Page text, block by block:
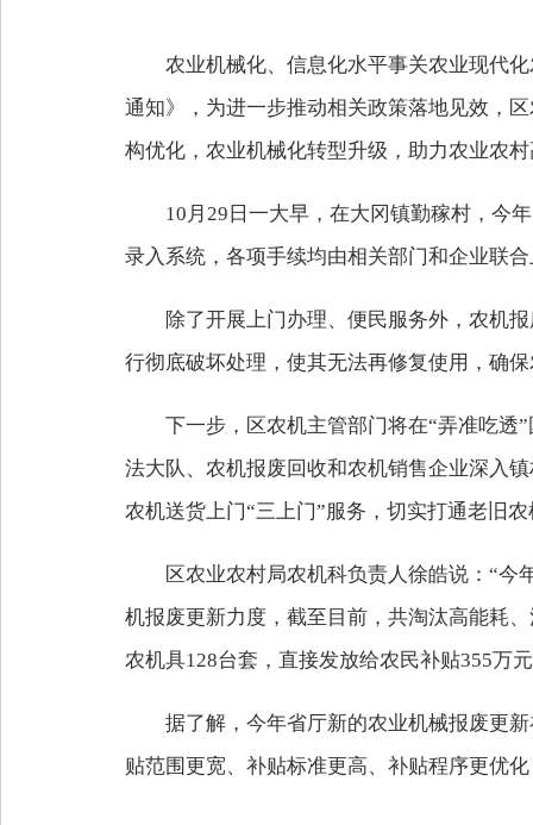
农业机械化、信息化水平事关农业现代
通知》，为进一步推动相关政策落地见效，
构优化，农业机械化转型升级，助力农业农
10月29日一大早，在大冈镇勤稼村，今
录入系统，各项手续均由相关部门和企业联
除了开展上门办理、便民服务外，农机
行彻底破坏处理，使其无法再修复使用，确
下一步，区农机主管部门将在“弄准吃透
法大队、农机报废回收和农机销售企业深入
农机送货上门“三上门”服务，切实打通老旧
区农业农村局农机科负责人徐皓说：“
机报废更新力度，截至目前，共淘汰高能耗
农机具128台套，直接发放给农民补贴355万
据了解，今年省厅新的农业机械报废更
贴范围更宽、补贴标准更高、补贴程序更优